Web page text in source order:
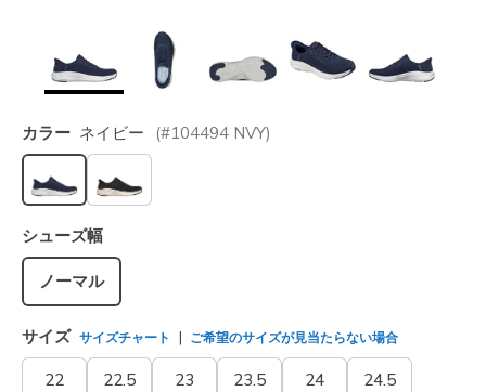
カラー ネイビー (#104494 NVY)
選択されました
シューズ幅
ノーマル
サイズ サイズチャート ご希望のサイズが見当たらない場合
22 22.5 23 23.5 24 24.5